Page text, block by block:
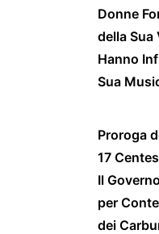
Donne
della Sua
Hanno
Sua
Proroga
17
Il
per
dei